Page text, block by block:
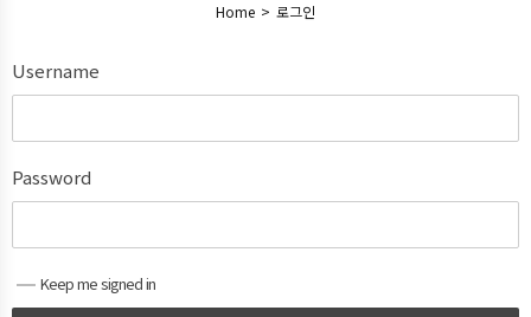
Home > 로그인
Username
Password
Keep me signed in